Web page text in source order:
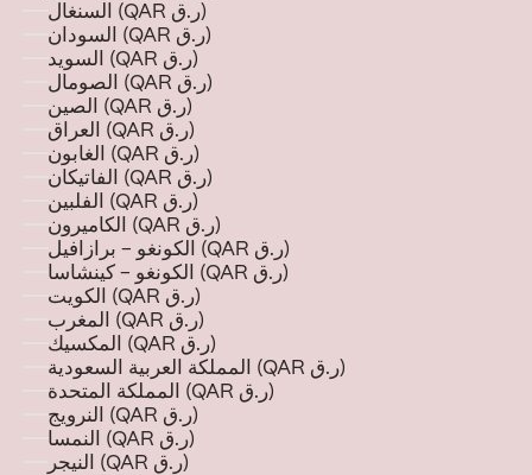
السنغال (QAR ر.ق)
السودان (QAR ر.ق)
السويد (QAR ر.ق)
الصومال (QAR ر.ق)
الصين (QAR ر.ق)
العراق (QAR ر.ق)
الغابون (QAR ر.ق)
الفاتيكان (QAR ر.ق)
الفلبين (QAR ر.ق)
الكاميرون (QAR ر.ق)
الكونغو - برازافيل (QAR ر.ق)
الكونغو - كينشاسا (QAR ر.ق)
الكويت (QAR ر.ق)
المغرب (QAR ر.ق)
المكسيك (QAR ر.ق)
المملكة العربية السعودية (QAR ر.ق)
المملكة المتحدة (QAR ر.ق)
النرويج (QAR ر.ق)
النمسا (QAR ر.ق)
النيجر (QAR ر.ق)